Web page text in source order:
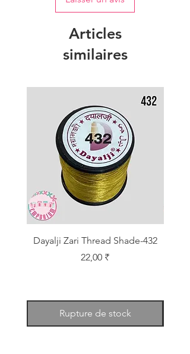
Articles
similaires
Dayalji Zari Thread Shade-432
Prix
22,00 ₹
Rupture de stock